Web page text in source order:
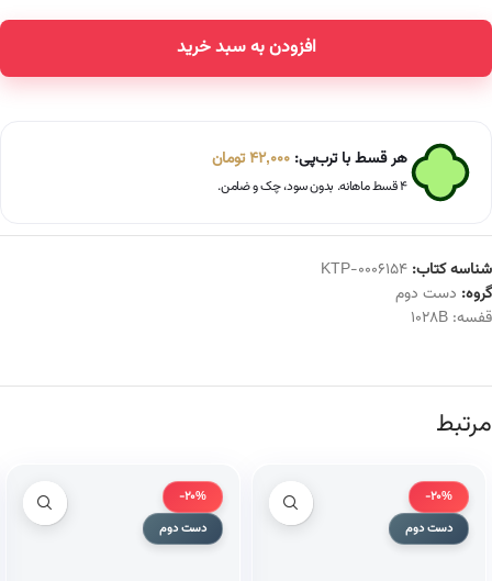
افزودن به سبد خرید
هر قسط با ترب‌پی: 42,000تومان
۴ قسط ماهانه. بدون سود، چک و ضامن.
شناسه کتاب: KTP-0006154
گروه: دست دوم
قفسه: 1028B
مرتبط
-20%
دست دوم
-20%
دست دوم